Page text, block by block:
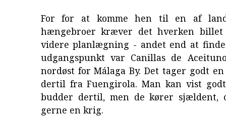
For for at komme hen til en af
hængebroer kræver det hverken
videre planlægning - andet end at
udgangspunkt var Canillas de
nordøst for Málaga By. Det tager godt
dertil fra Fuengirola. Man kan vist
budder dertil, men de kører sjældent,
gerne en krig.